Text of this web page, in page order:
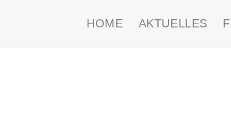
HOME AKTUELLES